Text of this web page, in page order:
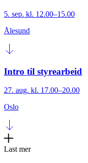
5. sep. kl. 12.00–15.00
Ålesund
Intro til styrearbeid
27. aug. kl. 17.00–20.00
Oslo
Last mer